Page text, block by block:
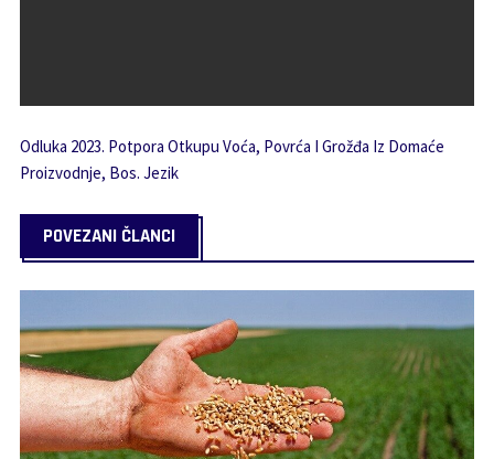
Odluka 2023. Potpora Otkupu Voća, Povrća I Grožđa Iz Domaće
Proizvodnje, Bos. Jezik
POVEZANI ČLANCI